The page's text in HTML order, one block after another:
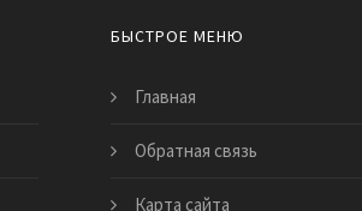
БЫСТРОЕ МЕНЮ
Главная
Обратная связь
Карта сайта